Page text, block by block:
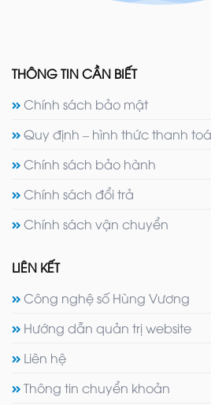
THÔNG TIN CẦN BIẾT
Chính sách bảo mật
Quy định – hình thức thanh
Chính sách bảo hành
Chính sách đổi trả
Chính sách vận chuyển
LIÊN KẾT
Công nghệ số Hùng Vương
Hướng dẫn quản trị website
Liên hệ
Thông tin chuyển khoản